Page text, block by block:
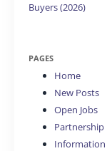
Buyers (2026)
PAGES
Home
New Posts
Open Jobs
Partnership
Information